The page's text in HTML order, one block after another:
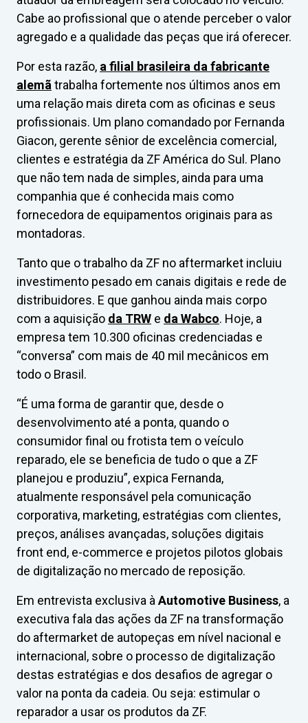
Cabe ao profissional que o atende perceber o valor
agregado e a qualidade das peças que irá oferecer.
Por esta razão, a filial brasileira da fabricante
alemã trabalha fortemente nos últimos anos em
uma relação mais direta com as oficinas e seus
profissionais. Um plano comandado por Fernanda
Giacon, gerente sênior de excelência comercial,
clientes e estratégia da ZF América do Sul. Plano
que não tem nada de simples, ainda para uma
companhia que é conhecida mais como
fornecedora de equipamentos originais para as
montadoras.
Tanto que o trabalho da ZF no aftermarket incluiu
investimento pesado em canais digitais e rede de
distribuidores. E que ganhou ainda mais corpo
com a aquisição da TRW e da Wabco. Hoje, a
empresa tem 10.300 oficinas credenciadas e
“conversa” com mais de 40 mil mecânicos em
todo o Brasil.
“É uma forma de garantir que, desde o
desenvolvimento até a ponta, quando o
consumidor final ou frotista tem o veículo
reparado, ele se beneficia de tudo o que a ZF
planejou e produziu”, expica Fernanda,
atualmente responsável pela comunicação
corporativa, marketing, estratégias com clientes,
preços, análises avançadas, soluções digitais
front end, e-commerce e projetos pilotos globais
de digitalização no mercado de reposição.
Em entrevista exclusiva à Automotive Business, a
executiva fala das ações da ZF na transformação
do aftermarket de autopeças em nível nacional e
internacional, sobre o processo de digitalização
destas estratégias e dos desafios de agregar o
valor na ponta da cadeia. Ou seja: estimular o
reparador a usar os produtos da ZF.